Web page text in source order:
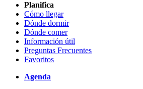
Planifica
Cómo llegar
Dónde dormir
Dónde comer
Información útil
Preguntas Frecuentes
Favoritos
Agenda